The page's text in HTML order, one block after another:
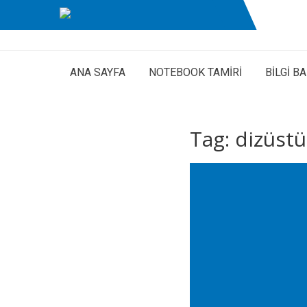
ANA SAYFA NOTEBOOK TAMİRİ BİLGİ
Tag: dizüstü